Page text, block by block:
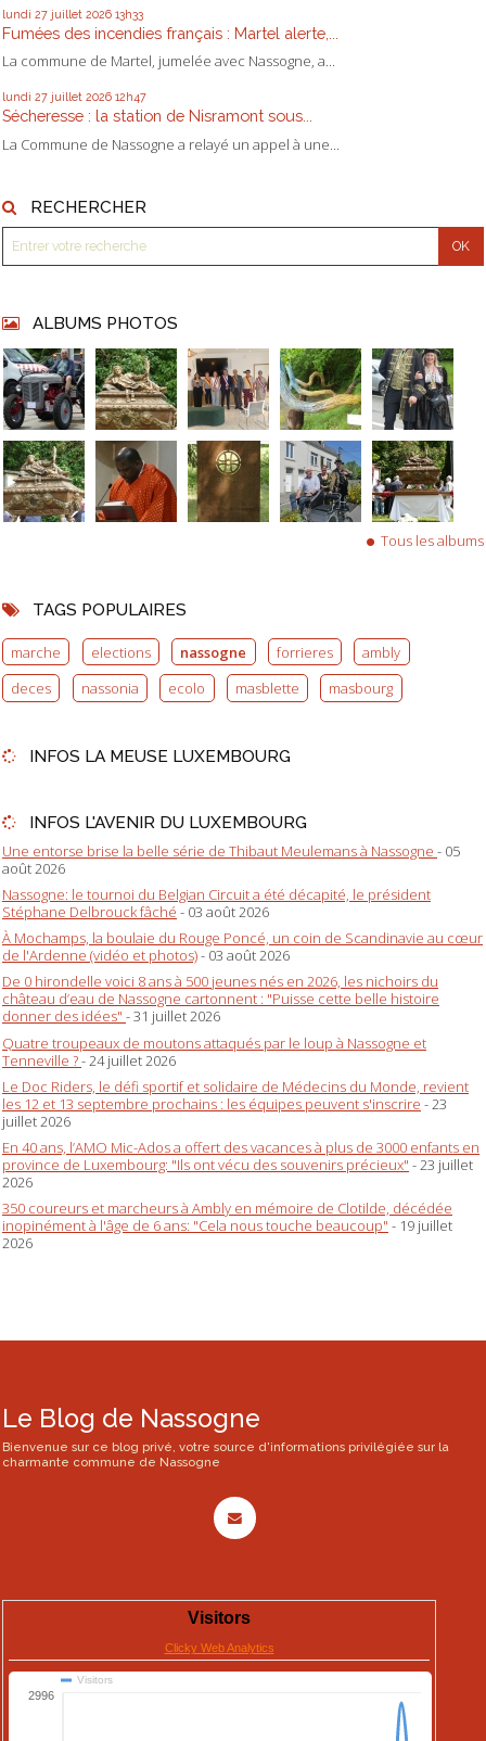
lundi 27 juillet 2026 13h33
Fumées des incendies français : Martel alerte,...
La commune de Martel, jumelée avec Nassogne, a...
lundi 27 juillet 2026 12h47
Sécheresse : la station de Nisramont sous...
La Commune de Nassogne a relayé un appel à une...
RECHERCHER
ALBUMS PHOTOS
Tous les albums
TAGS POPULAIRES
marche elections nassogne forrieres
ambly
deces
nassonia ecolo masblette masbourg
INFOS LA MEUSE LUXEMBOURG
INFOS L'AVENIR DU LUXEMBOURG
Une entorse brise la belle série de Thibaut Meulemans à Nassogne - 05
août 2026
Nassogne: le tournoi du Belgian Circuit a été décapité, le président
Stéphane Delbrouck fâché - 03 août 2026
À Mochamps, la boulaie du Rouge Poncé, un coin de Scandinavie au cœur
de l'Ardenne (vidéo et photos)- 03 août 2026
De 0 hirondelle voici 8 ans à 500 jeunes nés en 2026, les nichoirs du
château d’eau de Nassogne cartonnent : "Puisse cette belle histoire
donner des idées" - 31 juillet 2026
Quatre troupeaux de moutons attaqués par le loup à Nassogne et
Tenneville ?- 24 juillet 2026
Le Doc Riders, le défi sportif et solidaire de Médecins du Monde, revient
les 12 et 13 septembre prochains : les équipes peuvent s'inscrire - 23
juillet 2026
En 40 ans, l’AMO Mic-Ados a offert des vacances à plus de 3000 enfants en
province de Luxembourg: "Ils ont vécu des souvenirs précieux" - 23 juillet
2026
350 coureurs et marcheurs à Ambly en mémoire de Clotilde, décédée
inopinément à l'âge de 6 ans: "Cela nous touche beaucoup" - 19 juillet
2026
Le Blog de Nassogne
Bienvenue sur ce blog privé, votre source d'informations privilégiée sur la
charmante commune de Nassogne